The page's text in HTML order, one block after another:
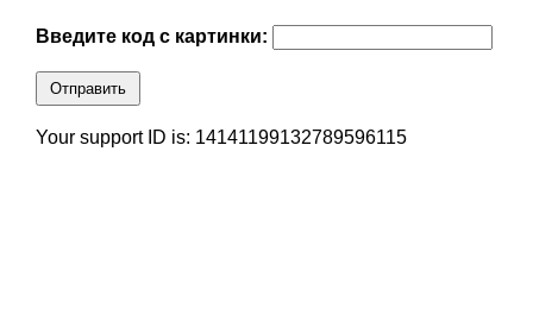
Введите код с картинки:
Отправить
Your support ID is: 14141199132789596115